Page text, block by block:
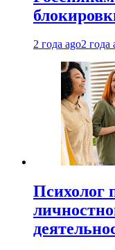
2 года ago2 года
Психолог